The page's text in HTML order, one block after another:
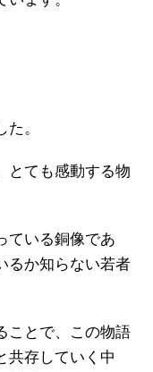
。
とても感動する物
ている銅像であ
るか知らない若者
ことで、この物語
共存していく中